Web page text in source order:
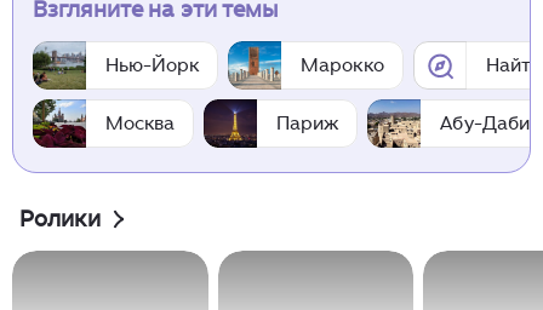
Взгляните на эти темы
Нью-Йорк Марокко
Москва Париж Абу-Даби
Ролики